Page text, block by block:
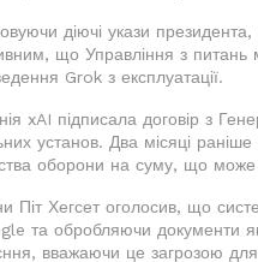
діючі укази
що Управління з
Grok з експлуатації.
xAI підписала договір з
установ. Два місяці
оборони на суму, що може
Піт Хегсет оголосив, що
та обробляючи документи
вважаючи це загрозою для